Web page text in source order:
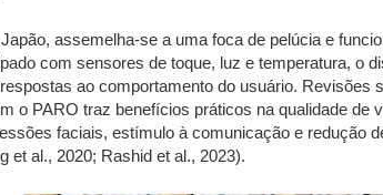
assemelha-se a uma foca de pelúcia e
com sensores de toque, luz e temperatura, o
ao comportamento do usuário. Revisões
o PARO traz benefícios práticos na qualidade de
faciais, estímulo à comunicação e redução
et al., 2020; Rashid et al., 2023).